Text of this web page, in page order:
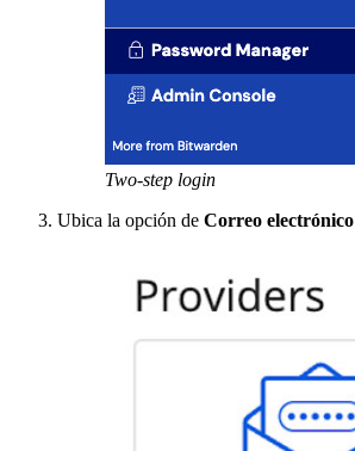
Two-step login
Ubica la opción de Correo electrónico